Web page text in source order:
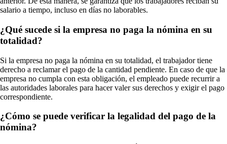
salario a tiempo, incluso en días no laborables.
¿Qué sucede si la empresa no paga la nómina en su
totalidad?
Si la empresa no paga la nómina en su totalidad, el trabajador tiene
derecho a reclamar el pago de la cantidad pendiente. En caso de que la
empresa no cumpla con esta obligación, el empleado puede recurrir a
las autoridades laborales para hacer valer sus derechos y exigir el pago
correspondiente.
¿Cómo se puede verificar la legalidad del pago de la
nómina?